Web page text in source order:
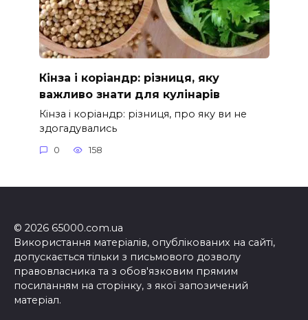
Кінза і коріандр: різниця, яку
важливо знати для кулінарів
Кінза і коріандр: різниця, про яку ви не
здогадувались
0 158
© 2026 65000.com.ua
Використання матеріалів, опублікованих на сайті,
допускається тільки з письмового дозволу
правовласника та з обов'язковим прямим
посиланням на сторінку, з якої запозичений
матеріал.